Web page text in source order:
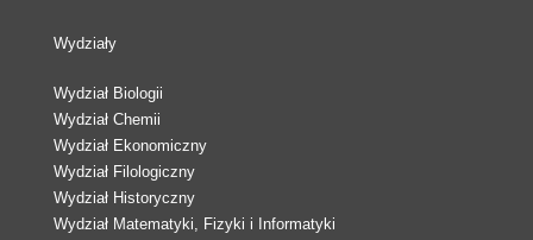
Wydziały
Wydział Biologii
Wydział Chemii
Wydział Ekonomiczny
Wydział Filologiczny
Wydział Historyczny
Wydział Matematyki, Fizyki i Informatyki